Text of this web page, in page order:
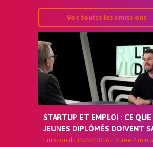
Voir toutes les emissions
STARTUP ET EMPLOI : CE QUE
JEUNES DIPLÔMÉS DOIVENT
Emission du 10/07/2026 - Durée 7